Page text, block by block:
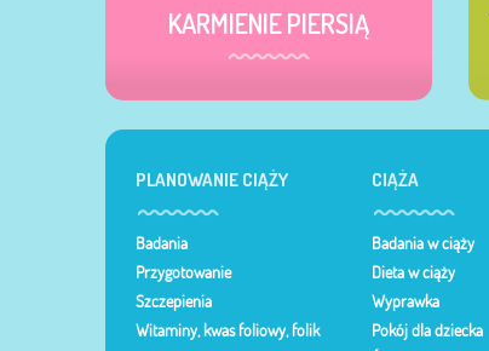
KARMIENIE PIERSIĄ
PLANOWANIE CIĄŻY
Badania
Przygotowanie
Szczepienia
Witaminy, kwas foliowy, folik
CIĄŻA
Badania w ciąży
Dieta w ciąży
Wyprawka
Pokój dla dziecka